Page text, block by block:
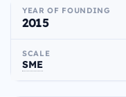
YEAR OF FOUNDING
2015
SCALE
SME